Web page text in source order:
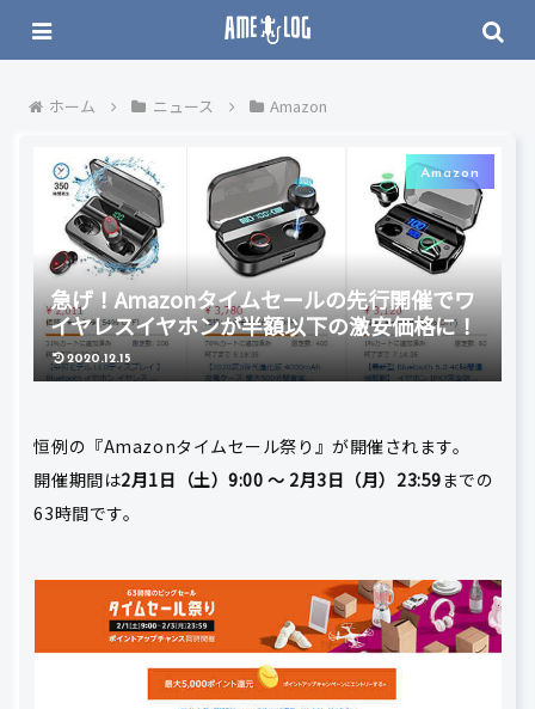
ホーム ニュース Amazon
Amazon
急げ！Amazonタイムセールの先行開催でワ
イヤレスイヤホンが半額以下の激安価格に！
2020.12.15
恒例の『Amazonタイムセール祭り』が開催されます。
開催期間は2月1日（土）9:00 ～ 2月3日（月）23:59までの
63時間です。